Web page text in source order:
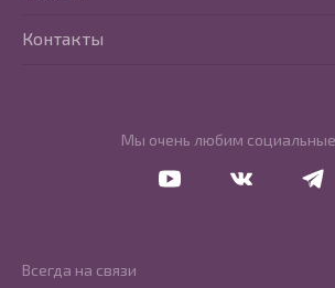
Мы очень любим социальные
Контакты
Всегда на связи